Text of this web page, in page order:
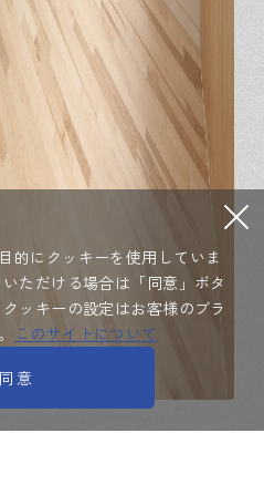
的にクッキーを使用していま
ただける場合は「同意」ボタ
クッキーの設定はお客様のブラ
このサイトについて
同意